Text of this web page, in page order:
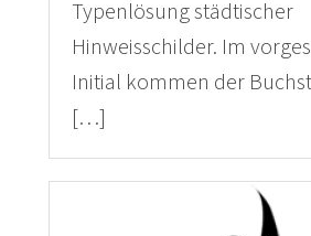
Typenlösung städtischer
Hinweisschilder. Im
Initial kommen der
[…]